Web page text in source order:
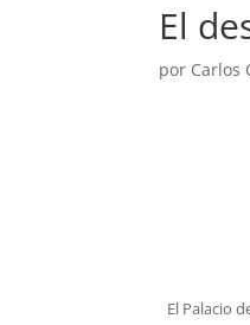
El
por Carlos
El Palacio